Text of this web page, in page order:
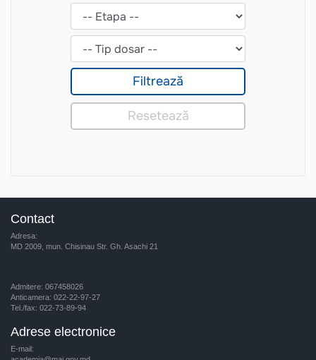
Contact
Adresa:
MD 2009, mun. Chisinau Str. Gh. Asachi 21
Admitere: 067458026
Anticamera: 022-22-97-27
Tel./fax: 022-73-89-94
Adrese electronice
E-mail: